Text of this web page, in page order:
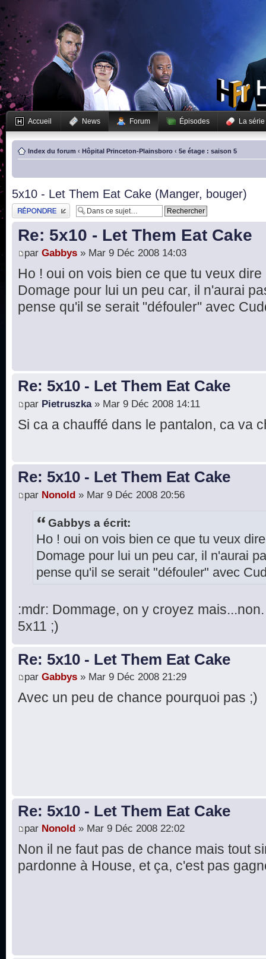
Accueil News Forum Épisodes La série
Index du forum ‹ Hôpital Princeton-Plainsboro ‹ 5e étage : saison 5
5x10 - Let Them Eat Cake (Manger, bouger)
Publier une réponse
Re: 5x10 - Let Them Eat Cake
par Gabbys » Mar 9 Déc 2008 14:03
Ho ! oui on vois bien ce que tu veux dire
Domage pour lui un peu car, il n'aurai
pense qu'il se serait "défouler" avec
Re: 5x10 - Let Them Eat Cake
par Pietruszka» Mar 9 Déc 2008 14:11
Si ca a chauffé dans le pantalon, ca va
Re: 5x10 - Let Them Eat Cake
par Nonold » Mar 9 Déc 2008 20:56
Gabbys a écrit:
Ho ! oui on vois bien ce que tu veux
Domage pour lui un peu car, il n'aurai
pense qu'il se serait "défouler" avec
:mdr: Dommage, on y croyez
5x11 ;)
Re: 5x10 - Let Them Eat Cake
par Gabbys » Mar 9 Déc 2008 21:29
Avec un peu de chance pourquoi pas ;)
Re: 5x10 - Let Them Eat Cake
par Nonold » Mar 9 Déc 2008 22:02
Non il ne faut pas de chance mais tout
pardonne à House, et ça, c'est pas